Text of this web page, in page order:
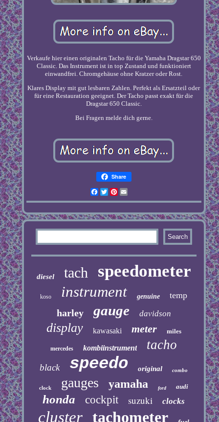
Verkaufe hier einen originalen Tacho für die Yamaha Dragstar 650
Classic. Das Instrument ist in top Zustand und funktioniert
einwandfrei. Chromgehäuse ohne Kratzer oder Rost.
Klares Display mit gut lesbaren Zahlen. Perfekt als Ersatzteil oder
für eine Restauration geeignet. Der Tacho passt exakt für die
Dragstar 650 Classic.
Bei Fragen melde dich gerne.
Share
Facebook
TwitterPinterest
diesel tach speedometer
koso instrument genuine temp
harley gauge davidson
display kawasaki meter miles
mercedes kombiinstrument tacho
black speedo original combo
clock gauges yamaha ford audi
honda cockpit suzuki clocks
cluster tachometer